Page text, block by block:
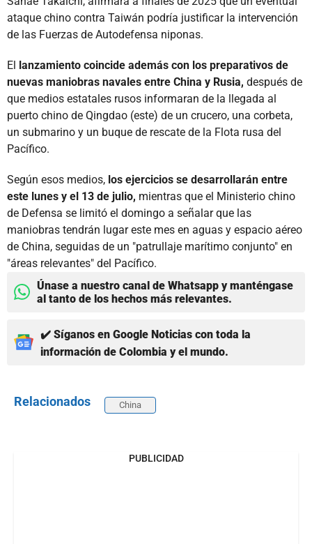
ataque chino contra Taiwán podría justificar la intervención
de las Fuerzas de Autodefensa niponas.
El lanzamiento coincide además con los preparativos de
nuevas maniobras navales entre China y Rusia, después de
que medios estatales rusos informaran de la llegada al
puerto chino de Qingdao (este) de un crucero, una corbeta,
un submarino y un buque de rescate de la Flota rusa del
Pacífico.
Según esos medios, los ejercicios se desarrollarán entre
este lunes y el 13 de julio, mientras que el Ministerio chino
de Defensa se limitó el domingo a señalar que las
maniobras tendrán lugar este mes en aguas y espacio aéreo
de China, seguidas de un "patrullaje marítimo conjunto" en
"áreas relevantes" del Pacífico.
Únase a nuestro canal de Whatsapp y manténgase
al tanto de los hechos más relevantes.
✔️ Síganos en Google Noticias con toda la
información de Colombia y el mundo.
Relacionados China
PUBLICIDAD